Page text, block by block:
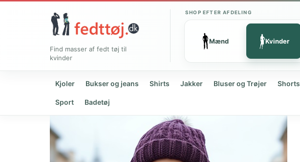
Find masser af fedt tøj til
kvinder
SHOP EFTER AFDELING
Mænd Kvinder
Kjoler Bukser og jeans Shirts Jakker Bluser og Trøjer Shorts
Sport Badetøj